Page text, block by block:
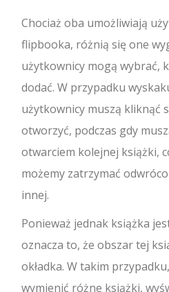
Chociaż oba umożliwiają
flipbooka, różnią się one
użytkownicy mogą wybrać,
dodać. W przypadku
użytkownicy muszą kliknąć
otworzyć, podczas gdy
otwarciem kolejnej książki,
możemy zatrzymać
innej.
Ponieważ jednak książka
oznacza to, że obszar tej
okładka. W takim
wymienić różne książki,